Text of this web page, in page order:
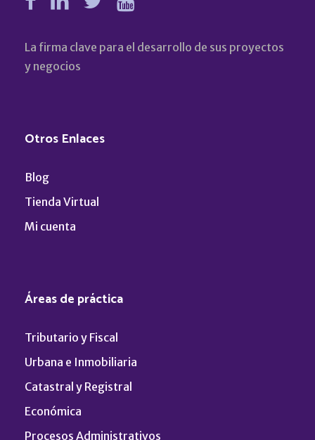
La firma clave para el desarrollo de sus proyectos
y negocios
Otros Enlaces
Blog
Tienda Virtual
Mi cuenta
Áreas de práctica
Tributario y Fiscal
Urbana e Inmobiliaria
Catastral y Registral
Económica
Procesos Administrativos